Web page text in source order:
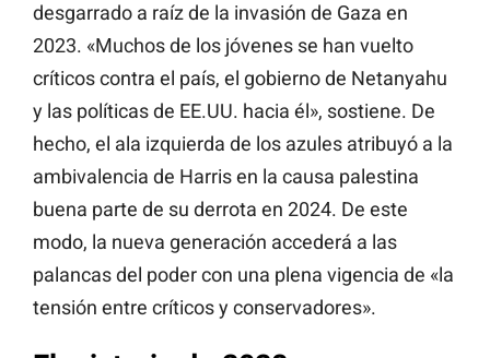
desgarrado a raíz de la invasión de Gaza en
2023. «Muchos de los jóvenes se han vuelto
críticos contra el país, el gobierno de Netanyahu
y las políticas de EE.UU. hacia él», sostiene. De
hecho, el ala izquierda de los azules atribuyó a la
ambivalencia de Harris en la causa palestina
buena parte de su derrota en 2024. De este
modo, la nueva generación accederá a las
palancas del poder con una plena vigencia de «la
tensión entre críticos y conservadores».